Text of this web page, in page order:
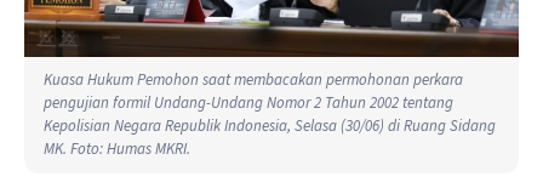
Kuasa Hukum Pemohon saat membacakan permohonan perkara
pengujian formil Undang-Undang Nomor 2 Tahun 2002 tentang
Kepolisian Negara Republik Indonesia, Selasa (30/06) di Ruang Sidang
MK. Foto: Humas MKRI.